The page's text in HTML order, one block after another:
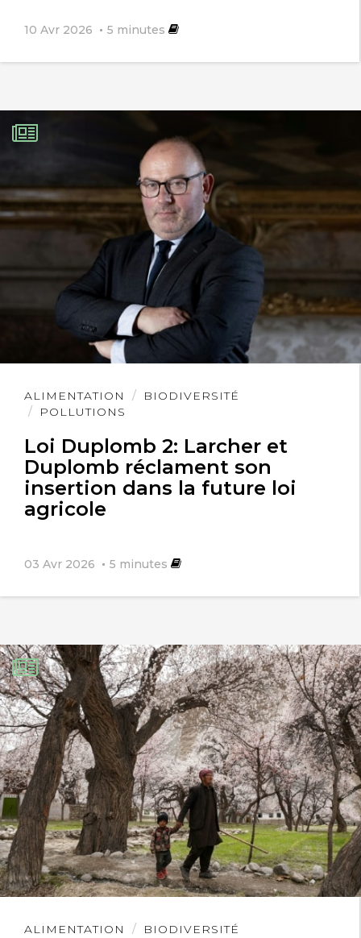
s’applique que quand ça les arrange.
10 Avr 2026 5 minutes
ALIMENTATION
BIODIVERSITÉ
POLLUTIONS
Loi Duplomb 2: Larcher et
Duplomb réclament son
insertion dans la future loi
agricole
03 Avr 2026 5 minutes
Lire
l'article
ALIMENTATION BIODIVERSITÉ
Lire